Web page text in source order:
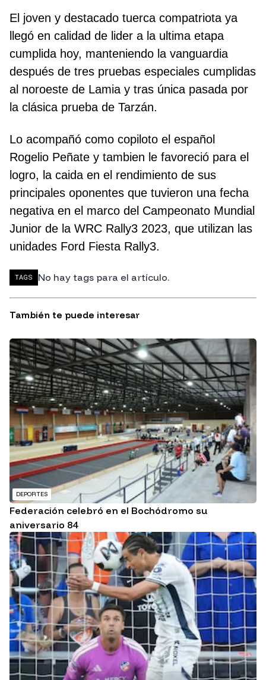
El joven y destacado tuerca compatriota ya
llegó en calidad de lider a la ultima etapa
cumplida hoy, manteniendo la vanguardia
después de tres pruebas especiales cumplidas
al noroeste de Lamia y tras única pasada por
la clásica prueba de Tarzán.
Lo acompañó como copiloto el español
Rogelio Peñate y tambien le favoreció para el
logro, la caida en el rendimiento de sus
principales oponentes que tuvieron una fecha
negativa en el marco del Campeonato Mundial
Junior de la WRC Rally3 2023, que utilizan las
unidades Ford Fiesta Rally3.
TAGS No hay tags para el artículo.
También te puede interesar
DEPORTES
Federación celebró en el Bochódromo su
aniversario 84